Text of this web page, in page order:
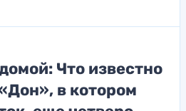
Что известно
в котором